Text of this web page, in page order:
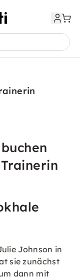
Johnson in
sie zunächst
dann mit